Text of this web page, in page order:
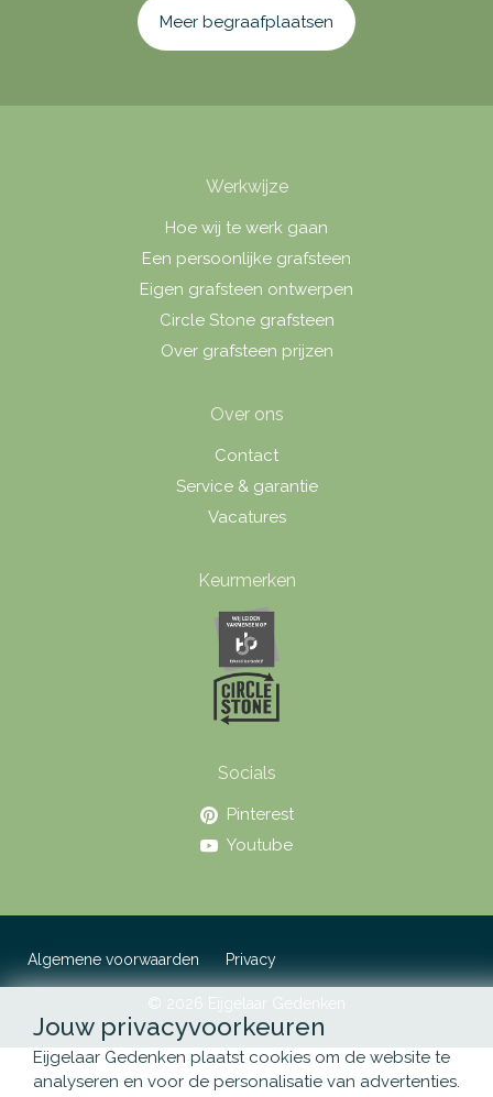
Meer begraafplaatsen
Werkwijze
Hoe wij te werk gaan
Een persoonlijke grafsteen
Eigen grafsteen ontwerpen
Circle Stone grafsteen
Over grafsteen prijzen
Over ons
Contact
Service & garantie
Vacatures
Keurmerken
Socials
Pinterest
Youtube
Algemene voorwaarden Privacy
© 2026 Eijgelaar Gedenken
Jouw privacyvoorkeuren
Eijgelaar Gedenken plaatst cookies om de website te
analyseren en voor de personalisatie van advertenties.